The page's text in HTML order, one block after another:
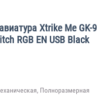
Xtrike Me GK-
RGB EN USB Black
Полноразмерная